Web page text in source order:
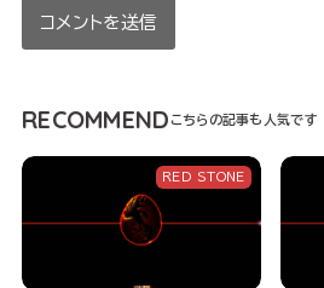
RECOMMEND
RED STONE